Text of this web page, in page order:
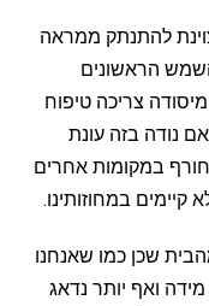
להתנתק ממראה
הראשונים
צריכה טיפוח
נודה בזה עונת
במקומות אחרים
קיימים במחוזותינו.
שכן כמו שאנחנו
ואף יותר נדאג